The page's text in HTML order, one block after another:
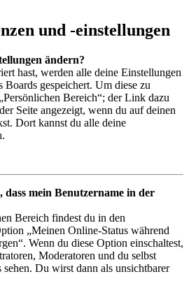
und -einstellungen
ändern?
hast, werden alle deine Einstellungen
Boards gespeichert. Um diese zu
Bereich“; der Link dazu
Seite angezeigt, wenn du auf deinen
Dort kannst du alle deine
mein Benutzername in der
Bereich findest du in den
„Meinen Online-Status während
Wenn du diese Option einschaltest,
Moderatoren und du selbst
Du wirst dann als unsichtbarer